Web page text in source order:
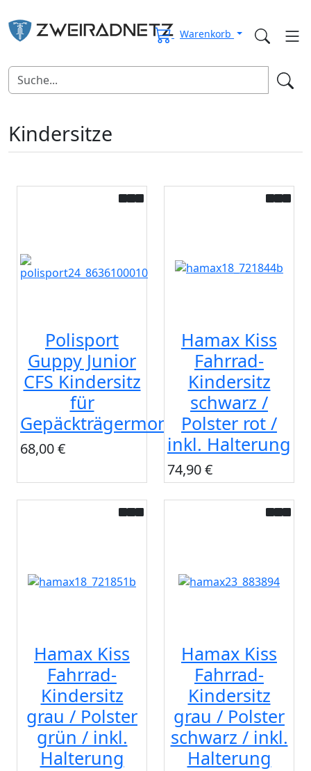
Warenkorb
Kindersitze
Polisport
Guppy Junior
CFS Kindersitz
für
Gepäckträgermontage
68,00 €
Hamax Kiss
Fahrrad-
Kindersitz
schwarz /
Polster rot /
inkl. Halterung
74,90 €
Hamax Kiss
Fahrrad-
Kindersitz
grau / Polster
grün / inkl.
Halterung
Hamax Kiss
Fahrrad-
Kindersitz
grau / Polster
schwarz / inkl.
Halterung